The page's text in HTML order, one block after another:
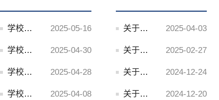
2025-05-16
学校召开本科教育教学审核评估工作总结会议
2025-04-30
学校召开本科教育教学审核评估专家意见交流会
2025-04-28
学校召开本科教育教学审核评估专家入校见面会
2025-04-08
学校召开本科教育教学审核评估线上启动会
2025-04-03
关于哈尔滨体育学院2025年本科教育教学审核评估自评报告的公示
2025-02-27
关于开展2024-2025学年春季学期开学教学工作检查的通知
2024-12-24
关于召开本科教育教学审核评估工作重点任务推进会议的通知
2024-12-20
关于召开本科教育教学审核评估工作会议的通知